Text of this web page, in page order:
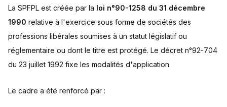
La SPFPL est créée par la loi n°90-1258 du 31 décembre
1990 relative à l'exercice sous forme de sociétés des
professions libérales soumises à un statut législatif ou
réglementaire ou dont le titre est protégé. Le décret n°92-704
du 23 juillet 1992 fixe les modalités d'application.
Le cadre a été renforcé par :